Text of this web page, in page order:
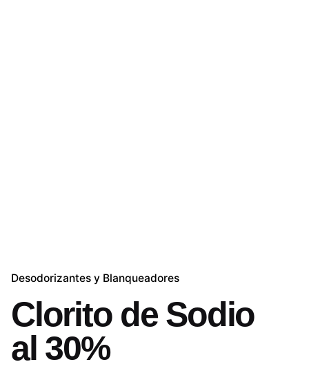
Desodorizantes y Blanqueadores
Clorito de Sodio
al 30%